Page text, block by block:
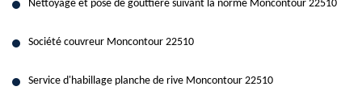
Nettoyage et pose de gouttière suivant la norme Moncontour 22510
Société couvreur Moncontour 22510
Service d'habillage planche de rive Moncontour 22510